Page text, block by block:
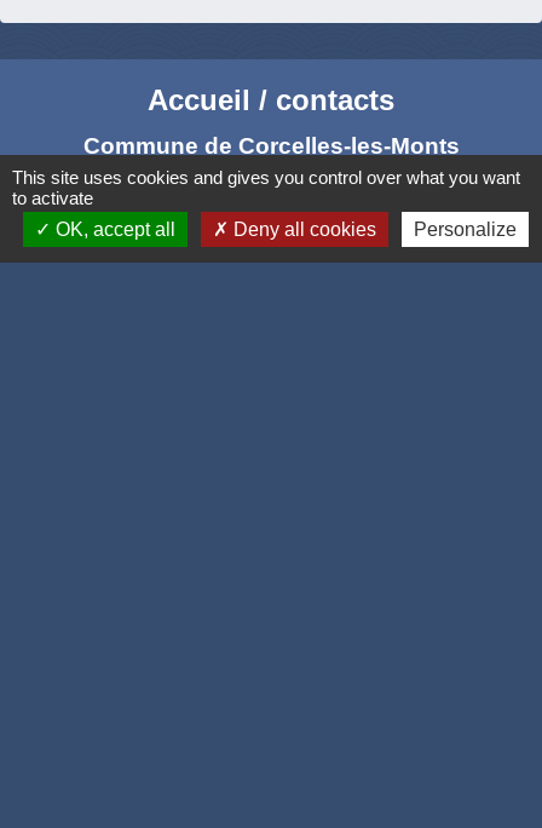
Accueil / contacts
Commune de Corcelles-les-Monts
15, rue Eiffel
21160 Corcelles-les-Monts - FRANCE
+33 3 80 42 93 40
This site uses cookies and gives you control over what you want
to activate
OK, accept all
Deny all cookies Personalize